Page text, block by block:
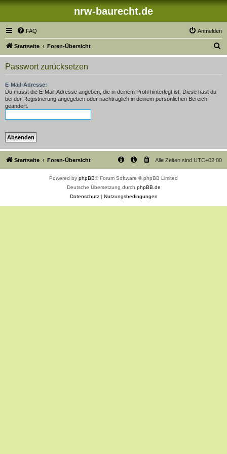
nrw-baurecht.de
FAQ Anmelden
Startseite Foren-Übersicht
u
Passwort zurücksetzen
E-Mail-Adresse:
Du musst die E-Mail-Adresse angeben, die in deinem Profil hinterlegt ist. Diese hast du
bei der Registrierung angegeben oder nachträglich in deinem persönlichen Bereich
geändert.
Startseite Foren-Übersicht Alle Zeiten sind UTC+02:00
Powered by phpBB® Forum Software © phpBB Limited
Deutsche Übersetzung durch phpBB.de
Datenschutz| Nutzungsbedingungen